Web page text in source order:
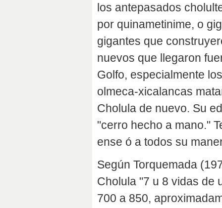
los antepasados
por quinametinime, o
gigantes que
nuevos que llegaron
Golfo, especialmente
olmeca-xicalancas
Cholula de nuevo. Su
"cerro hecho a mano."
ense ó a todos su
Según Torquemada
Cholula "7 u 8 vidas de
700 a 850,